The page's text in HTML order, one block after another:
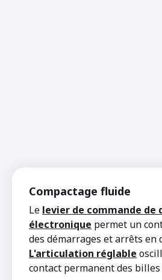
Compactage fluide
Le levier de commande de
électronique permet un
des démarrages et arrêts en
L'articulation réglable
contact permanent des billes